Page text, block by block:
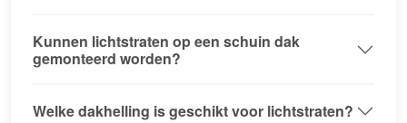
Kunnen lichtstraten op een schuin dak
gemonteerd worden?
Welke dakhelling is geschikt voor lichtstraten?